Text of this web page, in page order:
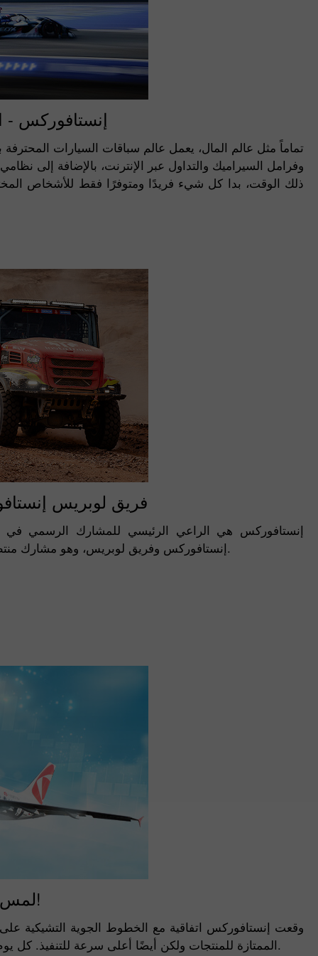
إنستافوركس -
تماماً مثل عالم المال، يعمل عالم سباقات السيارات
ذلك الوقت، بدا كل شيء فريدًا ومتوفرًا فقط للأشخاص
فريق لوبريس
إنستافوركس هي الراعي الرئيسي للمشارك الرسمي
إنستافوركس وفريق لوبريس، وهو مشارك منتظم في رالي داكار، وشركة تاترا المصنعة للسيارات، التي تزود الفريق بالشاحنات الشهيرة.
لمس السماء مع إنستافوركس!
وقعت إنستافوركس اتفاقية مع الخطوط الجوية التشيكية
الممتازة للمنتجات ولكن أيضًا أعلى سرعة للتنفيذ. كل يوم تقترب ذروات جديدة لتداول العملات أكثر فأكثر بالنسبة للمتداولين المتعاونين مع شركتنا.